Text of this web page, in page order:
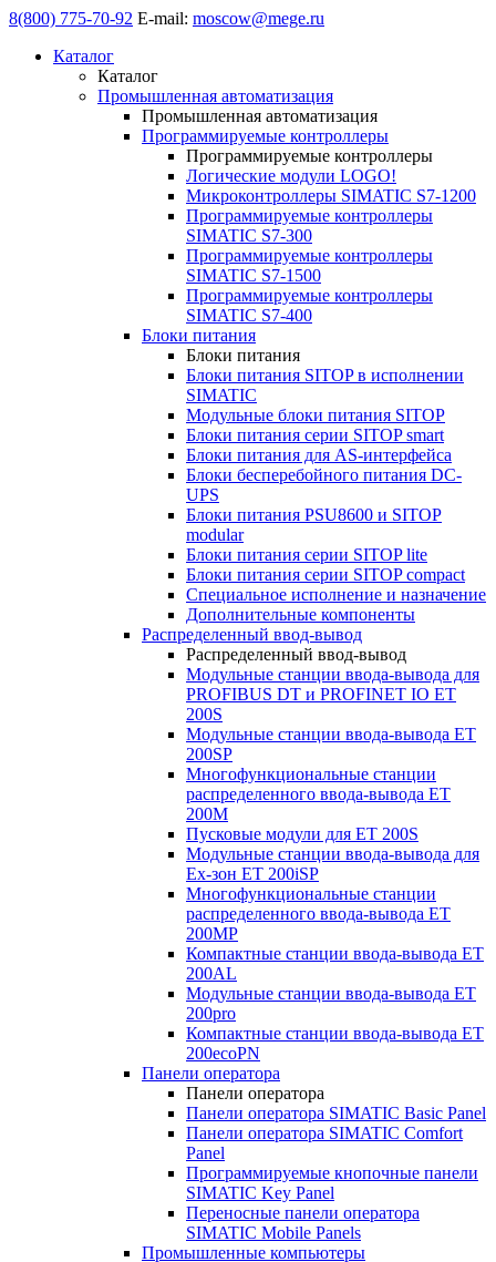
8(800) 775-70-92 E-mail: moscow@mege.ru
Каталог
Каталог
Промышленная автоматизация
Промышленная автоматизация
Программируемые контроллеры
Программируемые контроллеры
Логические модули LOGO!
Микроконтроллеры SIMATIC S7-1200
Программируемые контроллеры
SIMATIC S7-300
Программируемые контроллеры
SIMATIC S7-1500
Программируемые контроллеры
SIMATIC S7-400
Блоки питания
Блоки питания
Блоки питания SITOP в исполнении
SIMATIC
Модульные блоки питания SITOP
Блоки питания серии SITOP smart
Блоки питания для AS-интерфейса
Блоки бесперебойного питания DC-
UPS
Блоки питания PSU8600 и SITOP
modular
Блоки питания серии SITOP lite
Блоки питания серии SITOP compact
Специальное исполнение и назначение
Дополнительные компоненты
Распределенный ввод-вывод
Распределенный ввод-вывод
Модульные станции ввода-вывода для
PROFIBUS DT и PROFINET IO ET
200S
Модульные станции ввода-вывода ET
200SP
Многофункциональные станции
распределенного ввода-вывода ET
200M
Пусковые модули для ET 200S
Модульные станции ввода-вывода для
Ex-зон ET 200iSP
Многофункциональные станции
распределенного ввода-вывода ET
200MP
Компактные станции ввода-вывода ET
200AL
Модульные станции ввода-вывода ET
200pro
Компактные станции ввода-вывода ET
200ecoPN
Панели оператора
Панели оператора
Панели оператора SIMATIC Basic Panel
Панели оператора SIMATIC Comfort
Panel
Программируемые кнопочные панели
SIMATIC Key Panel
Переносные панели оператора
SIMATIC Mobile Panels
Промышленные компьютеры